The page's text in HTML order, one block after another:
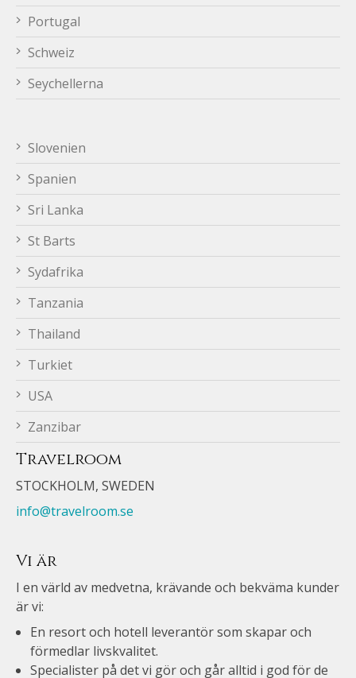
Portugal
Schweiz
Seychellerna
Slovenien
Spanien
Sri Lanka
St Barts
Sydafrika
Tanzania
Thailand
Turkiet
USA
Zanzibar
Travelroom
STOCKHOLM, SWEDEN
info@travelroom.se
Vi är
I en värld av medvetna, krävande och bekväma kunder
är vi:
En resort och hotell leverantör som skapar och
förmedlar livskvalitet.
Specialister på det vi gör och går alltid i god för de